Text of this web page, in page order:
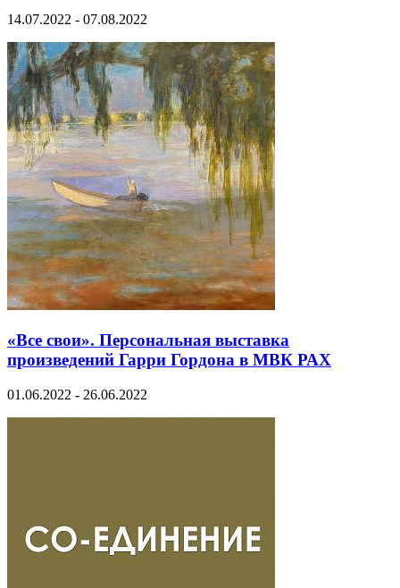
14.07.2022 - 07.08.2022
«Все свои». Персональная выставка
произведений Гарри Гордона в МВК РАХ
01.06.2022 - 26.06.2022